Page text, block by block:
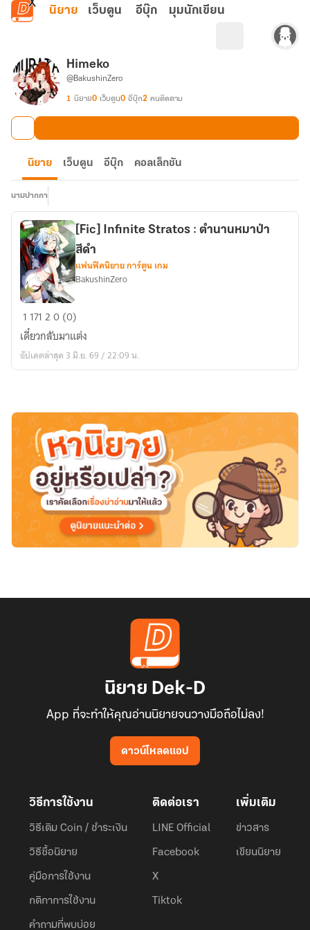
ข้ามไปยังเนื้อหาหลัก
นิยาย เว็บตูน อีบุ๊ก มุมนักเขียน
Himeko
@BakushinZero
1 นิยาย0 เว็บตูน0 อีบุ๊ก2 คนติดตาม
นิยาย เว็บตูน อีบุ๊ก คอลเล็กชัน
นามปากกา
[Fic]
Infinite
Stratos
:
สีดำ
[Fic] Infinite Stratos : ตำนานหมาป่า
สีดำ
แฟนฟิคนิยาย การ์ตูน เกม
BakushinZero
1 17120 (0)
เดี๋ยวกลับมาแต่ง
อัปเดตล่าสุด 3 มิ.ย. 69 / 22:09 น.
นิยาย Dek-D
App ที่จะทำให้คุณอ่านนิยายจนวางมือถือไม่ลง!
ดาวน์โหลดแอป
วิธีการใช้งาน
วิธีเติม Coin / ชำระเงิน
วิธีซื้อนิยาย
คู่มือการใช้งาน
กติกาการใช้งาน
คำถามที่พบบ่อย
ติดต่อเรา
LINE Official
Facebook
X
Tiktok
เพิ่มเติม
ข่าวสาร
เขียนนิยาย